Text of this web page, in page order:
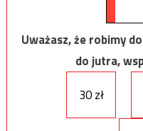
Uważasz, że robimy
do jutra,
30 zł